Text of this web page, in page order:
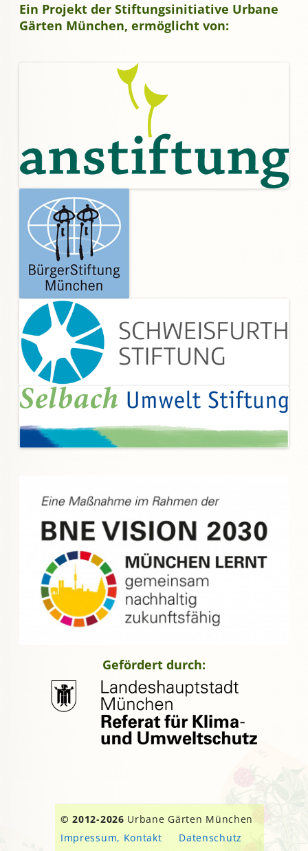
Ein Projekt der Stiftungsinitiative Urbane
Gärten München, ermöglicht von:
Gefördert durch:
© 2012-2026 Urbane Gärten München
Impressum, Kontakt
Datenschutz